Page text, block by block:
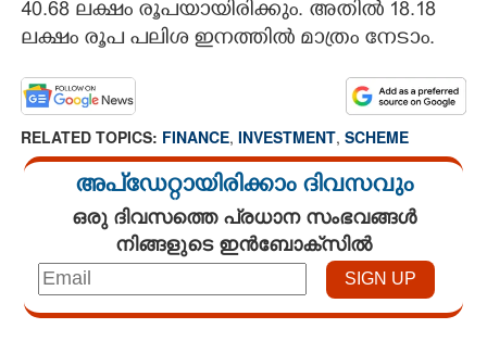
40.68 ലക്ഷം രൂപയായിരിക്കും. അതിൽ 18.18
ലക്ഷം രൂപ പലിശ ഇനത്തിൽ മാത്രം നേടാം.
RELATED TOPICS: FINANCE, INVESTMENT, SCHEME
അപ്ഡേറ്റായിരിക്കാം ദിവസവും
ഒരു ദിവസത്തെ പ്രധാന സംഭവങ്ങൾ
നിങ്ങളുടെ ഇൻബോക്സിൽ